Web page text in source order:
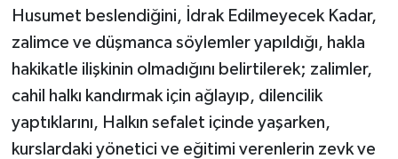
Husumet beslendiğini, İdrak Edilmeyecek Kadar,
zalimce ve düşmanca söylemler yapıldığı, hakla
hakikatle ilişkinin olmadığını belirtilerek; zalimler,
cahil halkı kandırmak için ağlayıp, dilencilik
yaptıklarını, Halkın sefalet içinde yaşarken,
kurslardaki yönetici ve eğitimi verenlerin zevk ve